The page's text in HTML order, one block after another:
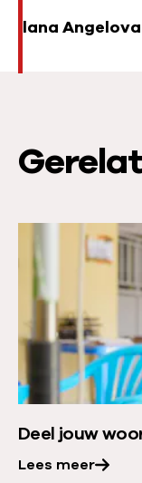
Ilana Angelova
Deel jouw
Lees meer
m
e
o
v